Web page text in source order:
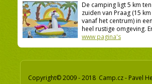
De camping ligt 5 km ten
zuiden van Praag (15 km
vanaf het centrum) in een
heel rustige omgeving.
www pagina's
Copyright© 2009 - 2018 Camp.cz - Pavel